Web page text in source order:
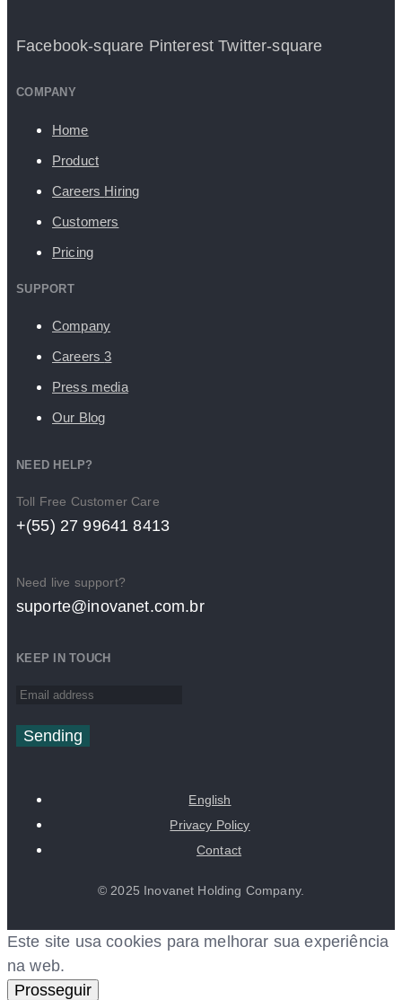
Facebook-square Pinterest Twitter-square
COMPANY
Home
Product
Careers Hiring
Customers
Pricing
SUPPORT
Company
Careers3
Press media
Our Blog
NEED HELP?
Toll Free Customer Care
+(55) 27 99641 8413
Need live support?
suporte@inovanet.com.br
KEEP IN TOUCH
Sending
English
Privacy Policy
Contact
© 2025 Inovanet Holding Company.
Este site usa cookies para melhorar sua experiência
na web.
Prosseguir